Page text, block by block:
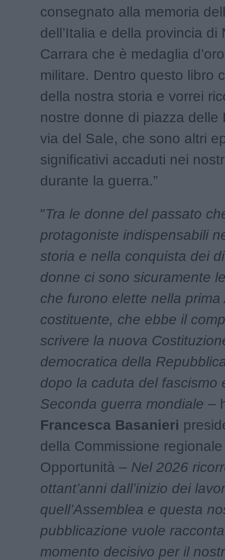
consegnato alla memoria
dell’Italia e della provincia di
Carrara che è medaglia
militare. Dentro questo libro
della nostra storia e vorrei
nostre donne di piazza delle
via del Sale, che sono altri
significativi accaduti nei
durante la guerra.”
"Tra le donne del passato
protagoniste indispensabili
storia e nella conquista dei
donne ci sono sicuramente
che furono elette nella prima
costituente, che ebbe il
scrivere la nuova
democratica della
dopo la caduta del fascismo
Seconda guerra mondiale –
Francesca Basanieri
della Commissione
Opportunità – Nel 2026
ottant’anni dall’inizio dei
quell’Assemblea e questa
pubblicazione vuole
momento decisivo per il